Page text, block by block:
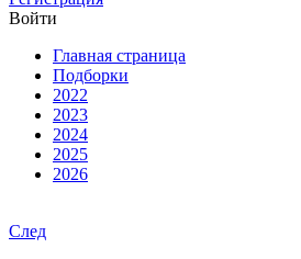
Вой­ти
Глав­ная стра­ни­ца
Подборки
2022
2023
2024
2025
2026
След